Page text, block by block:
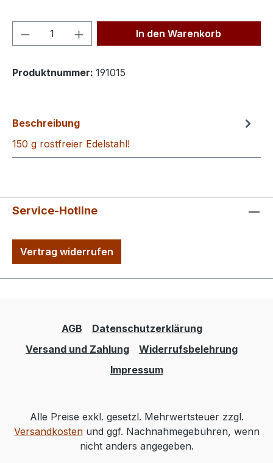
Produkt Anzahl: Gib denIn den Warenkorb
Produktnummer: 191015
Beschreibung
150 g rostfreier Edelstahl!
Service-Hotline
Vertrag widerrufen
AGB
Datenschutzerklärung
Versand und Zahlung
Widerrufsbelehrung
Impressum
Alle Preise exkl. gesetzl. Mehrwertsteuer zzgl.
Versandkostenund ggf. Nachnahmegebühren, wenn
nicht anders angegeben.